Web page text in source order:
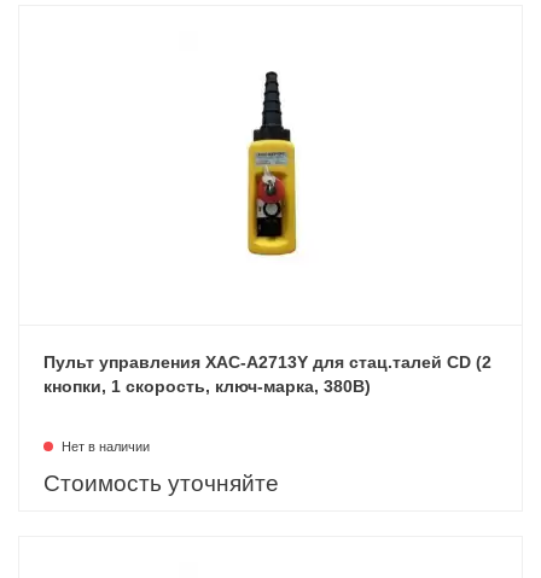
Пульт управления XAC-A2713Y для стац.талей CD (2
кнопки, 1 скорость, ключ-марка, 380В)
Нет в наличии
Стоимость уточняйте